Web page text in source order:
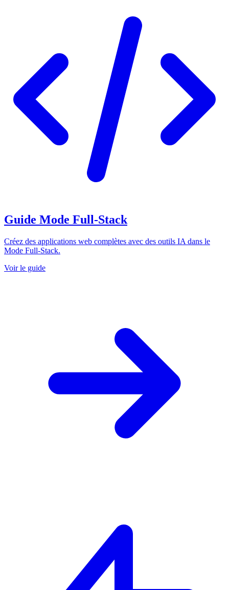
Guide Mode Full-Stack
Créez des applications web complètes avec des outils IA dans le
Mode Full-Stack.
Voir le guide